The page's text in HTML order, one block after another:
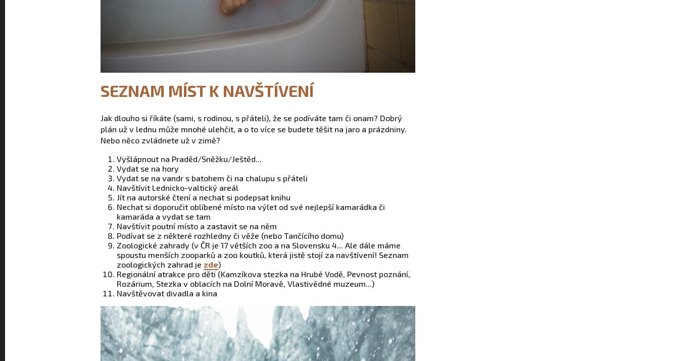
SEZNAM MÍST K NAVŠTÍVENÍ
Jak dlouho si říkáte (sami, s rodinou, s přáteli), že se podíváte tam či onam? Dobrý
plán už v lednu může mnohé ulehčit, a o to více se budete těšit na jaro a prázdniny.
Nebo něco zvládnete už v zimě?
Vyšlápnout na Praděd/Sněžku/Ještěd...
Vydat se na hory
Vydat se na vandr s batohem či na chalupu s přáteli
Navštívit Lednicko-valtický areál
Jít na autorské čtení a nechat si podepsat knihu
Nechat si doporučit oblíbené místo na výlet od své nejlepší kamarádka či
kamaráda a vydat se tam
Navštívit poutní místo a zastavit se na něm
Podívat se z některé rozhledny či věže (nebo Tančícího domu)
Zoologické zahrady (v ČR je 17 větších zoo a na Slovensku 4... Ale dále máme
spoustu menších zooparků a zoo koutků, která jistě stojí za navštívení! Seznam
zoologických zahrad je zde)
Regionální atrakce pro děti (Kamzíkova stezka na Hrubé Vodě, Pevnost poznání,
Rozárium, Stezka v oblacích na Dolní Moravě, Vlastivědné muzeum...)
Navštěvovat divadla a kina